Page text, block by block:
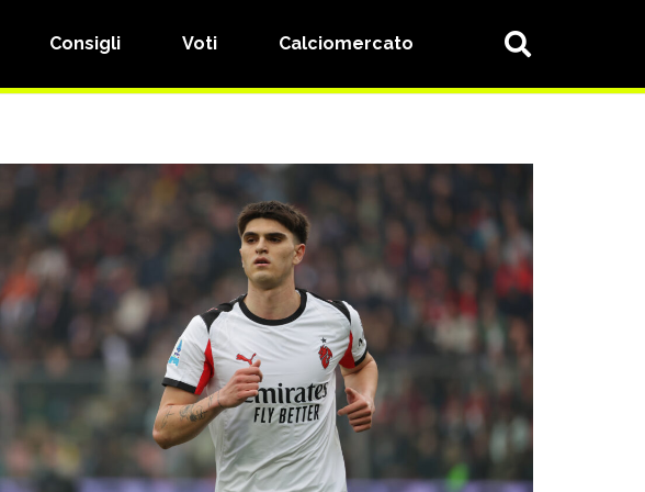
Consigli Voti Calciomercato